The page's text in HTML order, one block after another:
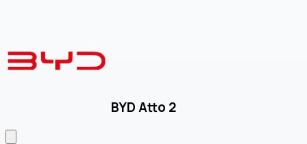
BYD Atto 2